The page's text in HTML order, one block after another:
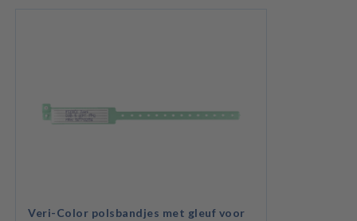
Veri-Color polsbandjes met gleuf voor